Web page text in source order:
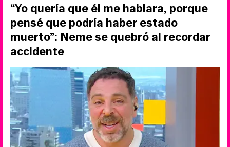
“Yo quería que él me hablara, porque
pensé que podría haber estado
muerto”: Neme se quebró al recordar
accidente